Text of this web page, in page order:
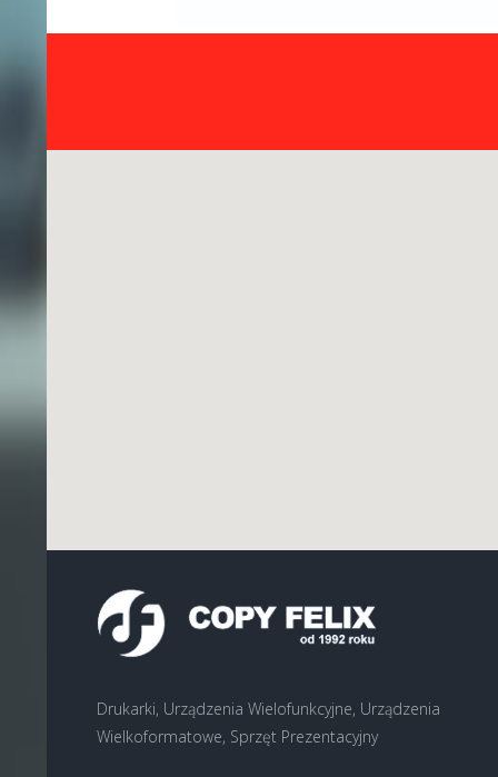
Drukarki, Urządzenia Wielofunkcyjne, Urządzenia
Wielkoformatowe, Sprzęt Prezentacyjny